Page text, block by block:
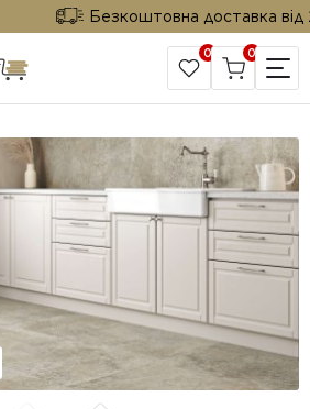
Безкоштовна доставка від
САЙТ КОМПАНІЇ
0 0